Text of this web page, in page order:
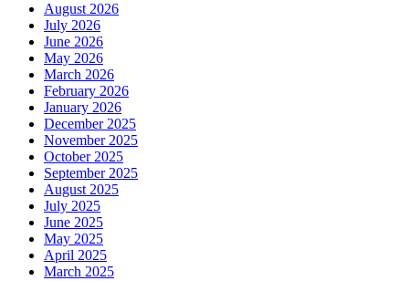
August 2026
July 2026
June 2026
May 2026
March 2026
February 2026
January 2026
December 2025
November 2025
October 2025
September 2025
August 2025
July 2025
June 2025
May 2025
April 2025
March 2025